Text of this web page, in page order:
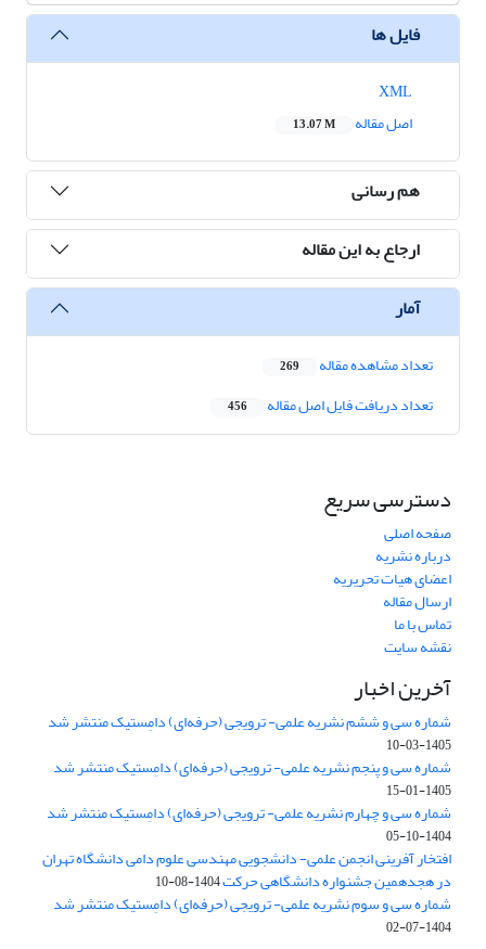
فایل ها
اصل مقاله
13.07 M
هم رسانی
ارجاع به این مقاله
آمار
تعداد مشاهده مقاله 269
تعداد دریافت فایل اصل مقاله 456
دسترسی سریع
صفحه اصلی
درباره نشریه
اعضای هیات تحریریه
ارسال مقاله
تماس با ما
نقشه سایت
آخرین اخبار
شماره سی و ششم نشریه علمی- ترویجی (حرفه‌ای) دامِستیک منتشر شد
1405-03-10
شماره سی و پنجم نشریه علمی- ترویجی (حرفه‌ای) دامِستیک منتشر شد
1405-01-15
شماره سی و چهارم نشریه علمی- ترویجی (حرفه‌ای) دامِستیک منتشر شد
1404-10-05
افتخار آفرینی انجمن علمی- دانشجویی مهندسی علوم دامی دانشگاه تهران
در هجدهمین جشنواره دانشگاهی حرکت1404-08-10
شماره سی و سوم نشریه علمی- ترویجی (حرفه‌ای) دامِستیک منتشر شد
1404-07-02